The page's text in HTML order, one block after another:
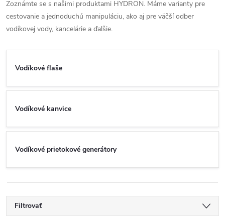
Zoznámte se s našimi produktami HYDRON. Máme varianty pre
cestovanie a jednoduchú manipuláciu, ako aj pre väčší odber
vodíkovej vody, kancelárie a ďalšie.
Vodíkové fľaše
Vodíkové kanvice
Vodíkové prietokové generátory
Filtrovať